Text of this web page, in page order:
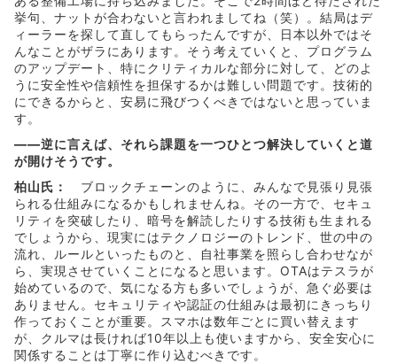
挙句、ナットが合わないと言われましてね（笑）。結局はデ
ィーラーを探して直してもらったんですが、日本以外ではそ
んなことがザラにあります。そう考えていくと、プログラム
のアップデート、特にクリティカルな部分に対して、どのよ
うに安全性や信頼性を担保するかは難しい問題です。技術的
にできるからと、安易に飛びつくべきではないと思っていま
す。
――逆に言えば、それら課題を一つひとつ解決していくと道
が開けそうです。
柏山氏：
ブロックチェーンのように、みんなで見張り見張
られる仕組みになるかもしれませんね。その一方で、セキュ
リティを突破したり、暗号を解読したりする技術も生まれる
でしょうから、現実にはテクノロジーのトレンド、世の中の
流れ、ルールといったものと、自社事業を照らし合わせなが
ら、実現させていくことになると思います。OTAはテスラが
始めているので、気になる方も多いでしょうが、急ぐ必要は
ありません。セキュリティや認証の仕組みは最初にきっちり
作っておくことが重要。スマホは数年ごとに買い替えます
が、クルマは長ければ10年以上も使いますから、安全安心に
関係することは丁寧に作り込むべきです。